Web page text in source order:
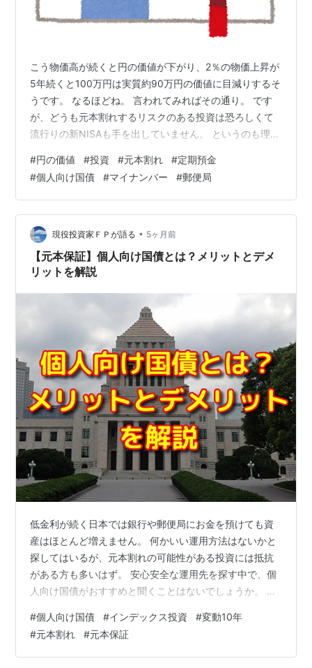
こう物価高が続くと円の価値が下がり、2％の物価上昇が
5年続くと100万円は実質約90万円の価値に目減りするそ
うです。 なるほどね。 言われてみればその通り。 です
が、どうも元本割れするリスクのある投資は恐ろしくて
流行りの新NISAも手を出していません。 というのも理由
を行っています。 経理という仕事柄、薄給の私から見れ
ば目の玉が飛び出るような売却損の振替伝票を書いたこ
ともあり。 もちろん売却益もありますが、十数年携わっ
てきた中で学んだ事は 投資は上がる時はチョロチョロ
と、下がる時はドカンと この『ドカン』と下がる恐怖に
私は耐えられそうにない。…
#円の価値 #投資 #元本割れ #定期預金
#個人向け国債 #マイナンバー #郵便局
現役投資家ＦＰが語る • 5ヶ月前
【元本保証】個人向け国債とは？メリットとデメ
リットを解説
低金利が続く日本では銀行や郵便局にお金を預けても資
産はほとんど増えません。 何かいい運用方法はないかと
探してはいるが、元本割れの可能性がある投資には抵抗
がある方も多いはず。 安心安全な運用先を探す中で、個
人向け国債がおすすめと聞くことはないでしょうか。 個
か？デメリットはないのでしょうか？ 今回は、個人向け
国債の下記ポイントについて解説したいと思います。 個
人向け国債の特徴とメリット・デメリット 3種類ある個
#個人向け国債 #インデックス投資 #変動10年
#元本割れ #元本保証